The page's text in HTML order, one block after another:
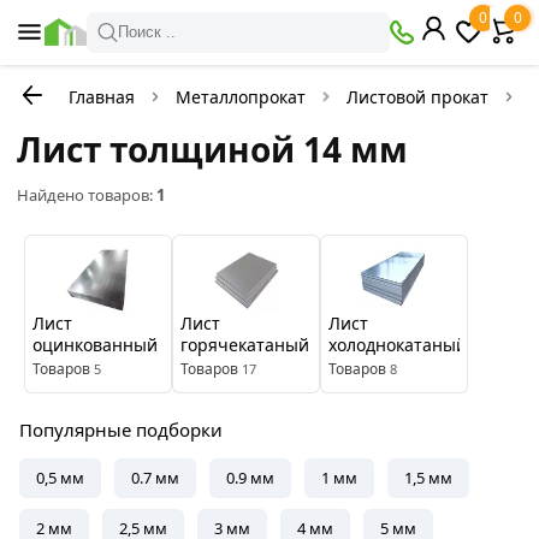
Поиск ..
0 0
Главная Металлопрокат Листовой прокат
Лист толщиной 14 мм
Найдено товаров: 1
Лист
оцинкованный
Товаров 5
Лист
горячекатаный
Товаров 17
Лист
холоднокатаный
Товаров 8
Популярные подборки
0,5 мм 0.7 мм 0.9 мм 1 мм 1,5 мм
2 мм 2,5 мм 3 мм 4 мм 5 мм
Фильтры
В
Со
Бренды
Северсталь